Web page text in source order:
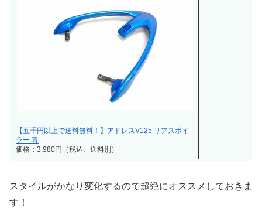
【五千円以上で送料無料！】アドレスV125 リアスポイ
ラー 青
価格：3,980円（税込、送料別）
スタイルがかなり変化するので超絶にオススメしておきま
す！